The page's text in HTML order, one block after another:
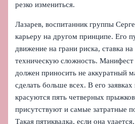
резко измениться.
Лазарев, воспитанник группы
карьеру на другом принципе. Его
движение на грани риска, ставка
техническую сложность.
должен приносить не аккуратный
сделать больше всех. В его заявках
красуются пять четверных
присутствуют и самые затратные
Такая пятиквадка, если она